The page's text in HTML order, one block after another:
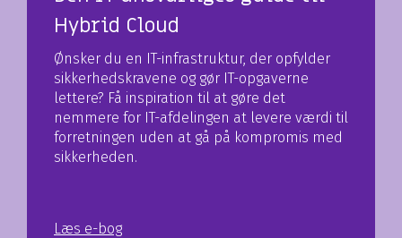
Hybrid Cloud
Ønsker du en IT-infrastruktur, der opfylder
sikkerhedskravene og gør IT-opgaverne
lettere? Få inspiration til at gøre det
nemmere for IT-afdelingen at levere værdi til
forretningen uden at gå på kompromis med
sikkerheden.
Læs e-bog